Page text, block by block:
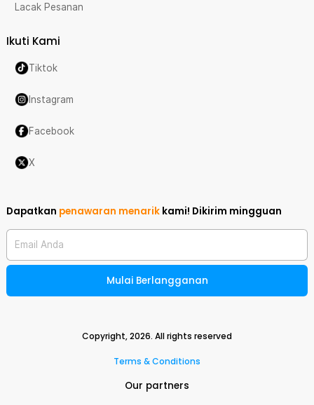
Lacak Pesanan
Ikuti Kami
Tiktok
Instagram
Facebook
X
Dapatkan penawaran menarik kami! Dikirim mingguan
Email Anda
Mulai Berlangganan
Copyright,2026. All rights reserved
Terms & Conditions
Our partners